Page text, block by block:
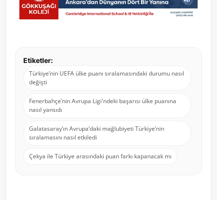
Etiketler:
Türkiye’nin UEFA ülke puanı sıralamasındaki durumu nasıl
değişti
Fenerbahçe’nin Avrupa Ligi'ndeki başarısı ülke puanına
nasıl yansıdı
Galatasaray’ın Avrupa’daki mağlubiyeti Türkiye’nin
sıralamasını nasıl etkiledi
Çekya ile Türkiye arasındaki puan farkı kapanacak mı